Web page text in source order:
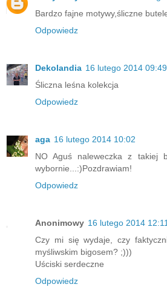
Bardzo fajne motywy,śliczne
Odpowiedz
Dekolandia 16 lutego 2014 09:49
Śliczna leśna kolekcja
Odpowiedz
aga 16 lutego 2014 10:02
NO Aguś naleweczka z takiej
wybornie...:)Pozdrawiam!
Odpowiedz
Anonimowy 16 lutego 2014 12:11
Czy mi się wydaje, czy
myśliwskim bigosem? ;)))
Uściski serdeczne
Odpowiedz